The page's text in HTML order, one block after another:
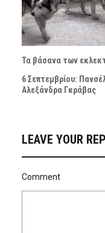
Τα βάσανα των
6 Σεπτεμβρίου:
Αλεξάνδρα Γκράβας
LEAVE YOUR
Comment